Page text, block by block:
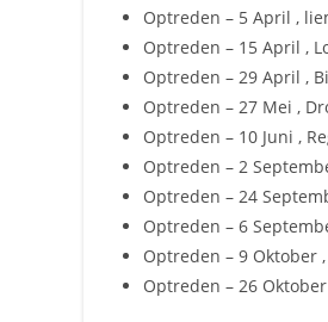
Optreden – 5 April ,
Optreden – 15 April ,
Optreden – 29 April ,
Optreden – 27 Mei ,
Optreden – 10 Juni ,
Optreden – 2
Optreden – 24
Optreden – 6
Optreden – 9 Oktober
Optreden – 26 Oktober